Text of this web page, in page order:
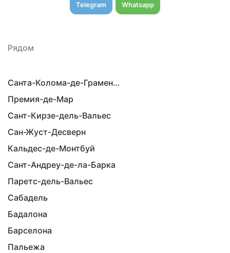
Telegram Whatsapp
Рядом
Санта-Колома-де-Граменет
Премия-де-Мар
Сант-Кирзе-дель-Вальес
Сан-Жуст-Десверн
Кальдес-де-Монтбуй
Сант-Андреу-де-ла-Барка
Паретс-дель-Вальес
Сабадель
Бадалона
Барселона
Пальежа